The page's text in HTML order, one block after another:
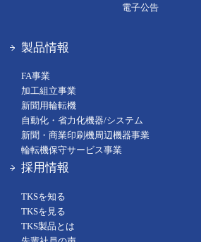
電子公告
製品情報
FA事業
加工組立事業
新聞用輪転機
自動化・省力化機器/システム
新聞・商業印刷機周辺機器事業
輪転機保守サービス事業
採用情報
TKSを知る
TKSを見る
TKS製品とは